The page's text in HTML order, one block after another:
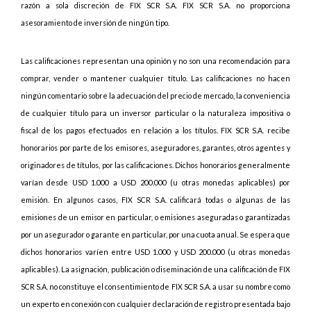
razón a sola discreción de FIX SCR S.A. FIX SCR S.A. no proporciona
asesoramiento de inversión de ningún tipo.
Las calificaciones representan una opinión y no son una recomendación para
comprar, vender o mantener cualquier título. Las calificaciones no hacen
ningún comentario sobre la adecuación del precio de mercado, la conveniencia
de cualquier título para un inversor particular o la naturaleza impositiva o
fiscal de los pagos efectuados en relación a los títulos. FIX SCR S.A. recibe
honorarios por parte de los emisores, aseguradores, garantes, otros agentes y
originadores de títulos, por las calificaciones. Dichos honorarios generalmente
varían desde USD 1.000 a USD 200.000 (u otras monedas aplicables) por
emisión. En algunos casos, FIX SCR S.A. calificará todas o algunas de las
emisiones de un emisor en particular, o emisiones aseguradas o garantizadas
por un asegurador o garante en particular, por una cuota anual. Se espera que
dichos honorarios varíen entre USD 1.000 y USD 200.000 (u otras monedas
aplicables). La asignación, publicación o diseminación de una calificación de FIX
SCR S.A. no constituye el consentimiento de FIX SCR S.A. a usar su nombre como
un experto en conexión con cualquier declaración de registro presentada bajo